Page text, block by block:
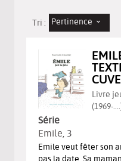
Tri : Pertinence
Livre
(1969-
Série
Emile , 3
Emile veut fêter son
pas la date. Sa